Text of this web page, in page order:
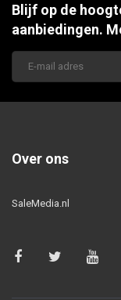
Blijf op de
aanbiedingen.
Over ons
SaleMedia.nl